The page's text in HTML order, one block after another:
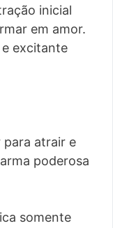
inicial
em amor.
excitante
para atrair e
poderosa
somente